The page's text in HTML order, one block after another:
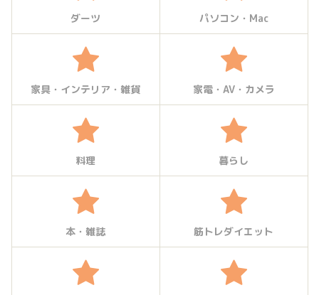
ダーツ パソコン・Mac
家具・インテリア・雑貨 家電・AV・カメラ
料理 暮らし
本・雑誌 筋トレダイエット